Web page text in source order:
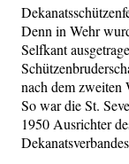
Denn in Wehr
Selfkant
nach dem zweiten
So war die St.
1950 Ausrichter